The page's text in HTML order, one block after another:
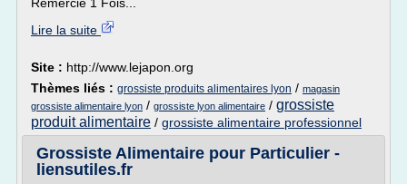
Lire la suite
Site : http://www.lejapon.org
Thèmes liés : grossiste produits alimentaires lyon / magasin
grossiste alimentaire lyon / grossiste lyon alimentaire / grossiste
produit alimentaire / grossiste alimentaire professionnel
Grossiste Alimentaire pour Particulier -
liensutiles.fr